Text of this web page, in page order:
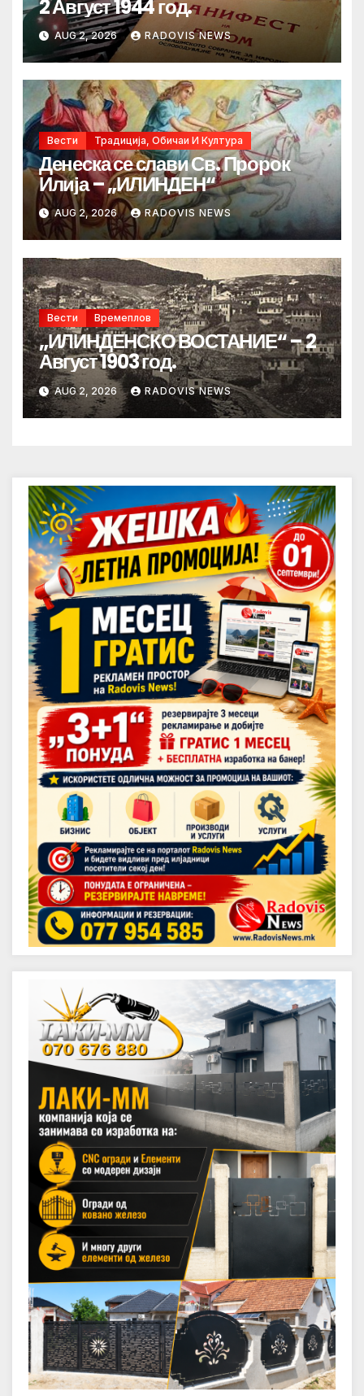
2 Август 1944 год.
AUG 2, 2026 RADOVIS NEWS
Вести Традиција, Обичаи И Култура
Денеска се слави Св. Пророк
Илија – „ИЛИНДЕН“
AUG 2, 2026 RADOVIS NEWS
Вести Времеплов
„ИЛИНДЕНСКО ВОСТАНИЕ“ – 2
Август 1903 год.
AUG 2, 2026 RADOVIS NEWS